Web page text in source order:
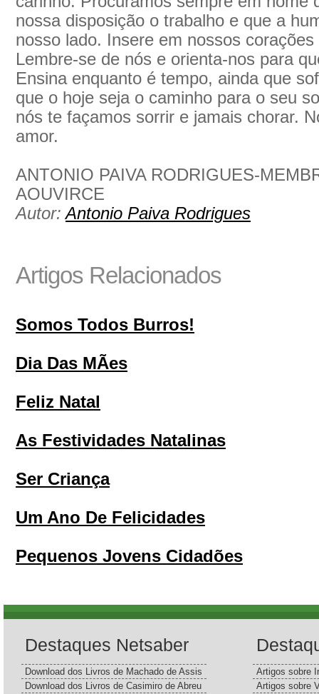
nossa disposição o trabalho e que a
nosso lado. Insere em nossos
Lembre-se de nós e orienta-nos para
Ensina enquanto é tempo, ainda que
que o hoje seja o caminho para o seu
nós te façamos sorrir e jamais chorar.
amor.
ANTONIO PAIVA RODRIGUES-
AOUVIRCE
Autor:Antonio Paiva Rodrigues
Artigos Relacionados
Somos Todos Burros!
Dia Das MÃes
Feliz Natal
As Festividades Natalinas
Ser Criança
Um Ano De Felicidades
Pequenos Jovens Cidadões
Destaques Netsaber
Download dos Livros de Machado de Assis
Download dos Livros de Casimiro de Abreu
Artigos sobre
Artigos sobre